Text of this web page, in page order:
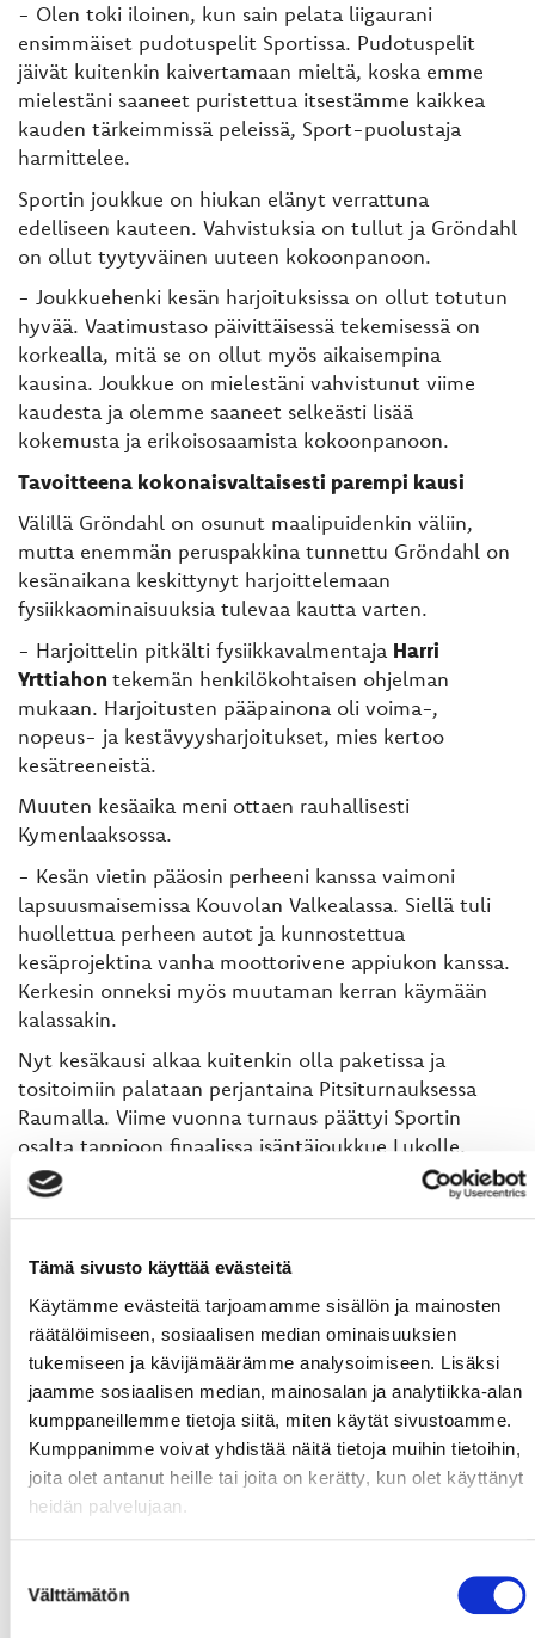
Tämä sivusto käyttää evästeitä
Käytämme evästeitä tarjoamamme sisällön ja mainosten
räätälöimiseen, sosiaalisen median ominaisuuksien
tukemiseen ja kävijämäärämme analysoimiseen. Lisäksi
jaamme sosiaalisen median, mainosalan ja analytiikka-alan
kumppaneillemme tietoja siitä, miten käytät sivustoamme.
Kumppanimme voivat yhdistää näitä tietoja muihin tietoihin,
joita olet antanut heille tai joita on kerätty, kun olet käyttänyt
heidän palvelujaan.
valinta
Välttämätön
- Olen toki iloinen, kun sain pelata liigaurani
ensimmäiset pudotuspelit Sportissa. Pudotuspelit
jäivät kuitenkin kaivertamaan mieltä, koska emme
mielestäni saaneet puristettua itsestämme kaikkea
kauden tärkeimmissä peleissä, Sport-puolustaja
harmittelee.
Sportin joukkue on hiukan elänyt verrattuna
edelliseen kauteen. Vahvistuksia on tullut ja Gröndahl
on ollut tyytyväinen uuteen kokoonpanoon.
- Joukkuehenki kesän harjoituksissa on ollut totutun
hyvää. Vaatimustaso päivittäisessä tekemisessä on
korkealla, mitä se on ollut myös aikaisempina
kausina. Joukkue on mielestäni vahvistunut viime
kaudesta ja olemme saaneet selkeästi lisää
kokemusta ja erikoisosaamista kokoonpanoon.
Tavoitteena kokonaisvaltaisesti parempi kausi
Välillä Gröndahl on osunut maalipuidenkin väliin,
mutta enemmän peruspakkina tunnettu Gröndahl on
kesänaikana keskittynyt harjoittelemaan
fysiikkaominaisuuksia tulevaa kautta varten.
- Harjoittelin pitkälti fysiikkavalmentaja Harri
Yrttiahon tekemän henkilökohtaisen ohjelman
mukaan. Harjoitusten pääpainona oli voima-,
nopeus- ja kestävyysharjoitukset, mies kertoo
kesätreeneistä.
Muuten kesäaika meni ottaen rauhallisesti
Kymenlaaksossa.
- Kesän vietin pääosin perheeni kanssa vaimoni
lapsuusmaisemissa Kouvolan Valkealassa. Siellä tuli
huollettua perheen autot ja kunnostettua
kesäprojektina vanha moottorivene appiukon kanssa.
Kerkesin onneksi myös muutaman kerran käymään
kalassakin.
Nyt kesäkausi alkaa kuitenkin olla paketissa ja
tositoimiin palataan perjantaina Pitsiturnauksessa
Raumalla. Viime vuonna turnaus päättyi Sportin
osalta tappioon finaalissa isäntäjoukkue Lukolle,
mutta Gröndahl uskoo, että tänä vuonna on
vaasalaisten vuoro viedä turnaus Raumalla.
Lyhyet pelit ja palautusajat tuovat omat mausteensa
turnaukseen. Toivottavasti suuremmilta
loukkaantumisilta kuitenkin vältytään. Tänä vuonna
on meidän vuoro viedä turnauksen herruus,
puolustaja luottaa.
Pitkä ei ole myöskään siihen, että uusi kausi
pyörähtää käyntiin. Siihen Gröndahl lähtee kesän
jäljiltä latautuneena.
latautuneena ja täynnä intoa uuteen kauteen, hän